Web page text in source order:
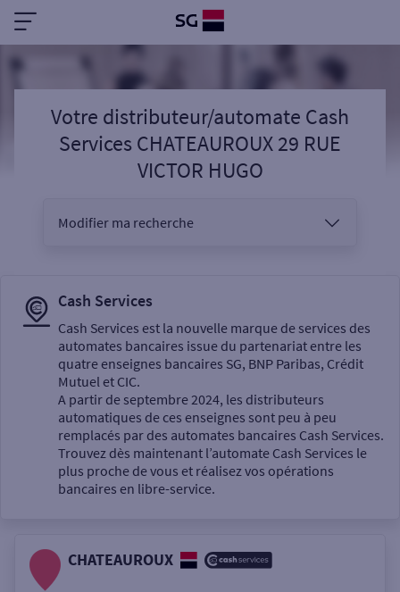
Votre distributeur/automate Cash
Services CHATEAUROUX 29 RUE
VICTOR HUGO
Modifier ma recherche
Sélectionnez votre recherche
Un service
Autour de moi
Cash Services
Cash Services est la nouvelle marque de services des
automates bancaires issue du partenariat entre les
quatre enseignes bancaires SG, BNP Paribas, Crédit
Mutuel et CIC.
A partir de septembre 2024, les distributeurs
automatiques de ces enseignes sont peu à peu
remplacés par des automates bancaires Cash Services.
Trouvez dès maintenant l’automate Cash Services le
plus proche de vous et réalisez vos opérations
bancaires en libre-service.
CHATEAUROUX